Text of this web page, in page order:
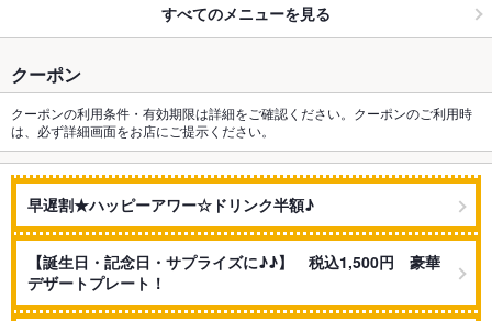
すべてのメニューを見る
クーポン
クーポンの利用条件・有効期限は詳細をご確認ください。クーポンのご利用時
は、必ず詳細画面をお店にご提示ください。
早遅割★ハッピーアワー☆ドリンク半額♪
【誕生日・記念日・サプライズに♪♪】 税込1,500円 豪華
デザートプレート！